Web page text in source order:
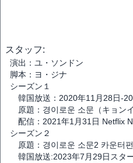
スタッフ:
演出：ユ・ソンドン
脚本：ヨ・ジナ
シーズン１
韓国放送：2020年11月28日-
原題：경이로운 소문（キョン
配信：2021年1月31日 Netflix
シーズン２
原題：경이로운 소문2 카운터
韓国放送:2023年7月29日スタ